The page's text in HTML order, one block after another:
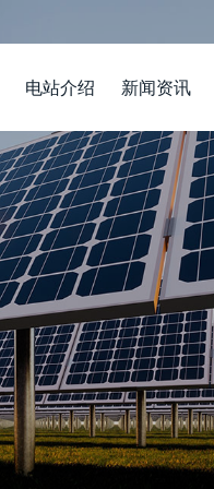
电站介绍 新闻资讯